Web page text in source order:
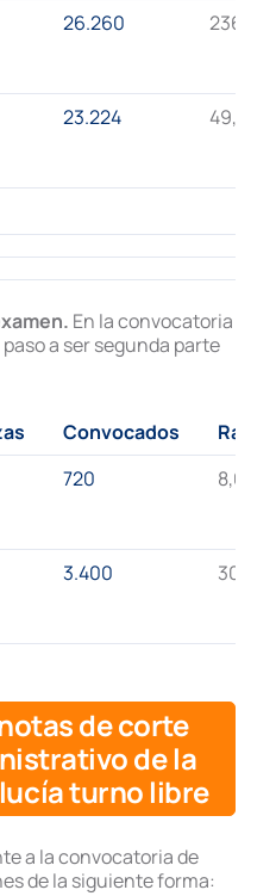
26.260 236.57
23.224 49,73
En la convocatoria
a ser segunda parte
Convocados
Ratio
720 8,08
3.400 30,63
de corte
de la
turno libre
a la convocatoria de
de la siguiente forma: